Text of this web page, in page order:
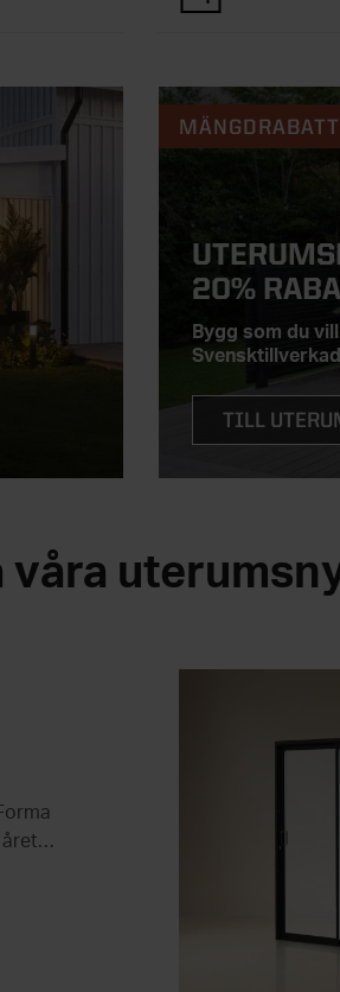
MÄNGDRABATT
20%
Bygg som du
TILL
våra